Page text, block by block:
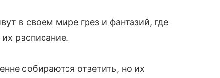
в своем мире грез и фантазий, где
расписание.
собираются ответить, но их